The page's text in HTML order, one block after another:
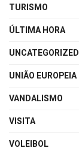
TURISMO
ÚLTIMA HORA
UNCATEGORIZED
UNIÃO EUROPEIA
VANDALISMO
VISITA
VOLEIBOL